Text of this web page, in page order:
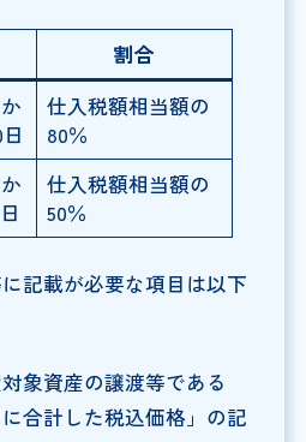
割合
仕入税額相当額の
80％
仕入税額相当額の
50％
記載が必要な項目は以下
象資産の譲渡等である
合計した税込価格」の記